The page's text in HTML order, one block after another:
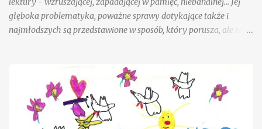
głęboka problematyka, poważne sprawy dotykające także i
najmłodszych są przedstawione w sposób, który porusza, ale też i
swojej biblioteczce. Andzia - bohaterka książki - była wyjątkowo
szczęśliwą dziewczynką, a wielka w tym zasługa taty, a choć był
jej tak bliski, to paradoksalnie teraz lepiej sobie poradzić w tej
trudnej sytuacji, gdy tak drogiej osoby zabrakło - przeciwnie niż